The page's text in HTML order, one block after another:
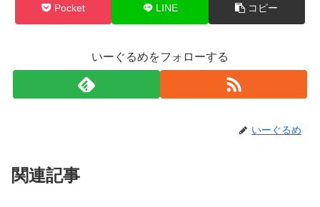
Pocket LINE コピー
いーぐるめをフォローする
いーぐるめ
関連記事